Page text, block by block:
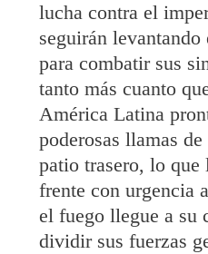
lucha contra el
seguirán levantando
para combatir sus
tanto más cuanto
América Latina
poderosas llamas
patio trasero, lo que
frente con urgencia
el fuego llegue a su
dividir sus fuerzas